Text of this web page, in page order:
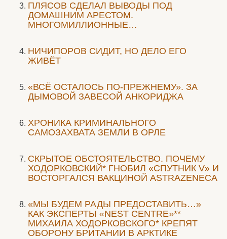
ПЛЯСОВ СДЕЛАЛ ВЫВОДЫ ПОД
ДОМАШНИМ АРЕСТОМ.
МНОГОМИЛЛИОННЫЕ…
НИЧИПОРОВ СИДИТ, НО ДЕЛО ЕГО
ЖИВЁТ
«ВСЁ ОСТАЛОСЬ ПО-ПРЕЖНЕМУ». ЗА
ДЫМОВОЙ ЗАВЕСОЙ АНКОРИДЖА
ХРОНИКА КРИМИНАЛЬНОГО
САМОЗАХВАТА ЗЕМЛИ В ОРЛЕ
СКРЫТОЕ ОБСТОЯТЕЛЬСТВО. ПОЧЕМУ
ХОДОРКОВСКИЙ* ГНОБИЛ «СПУТНИК V» И
ВОСТОРГАЛСЯ ВАКЦИНОЙ ASTRAZENECA
«МЫ БУДЕМ РАДЫ ПРЕДОСТАВИТЬ…»
КАК ЭКСПЕРТЫ «NEST CENTRE»**
МИХАИЛА ХОДОРКОВСКОГО* КРЕПЯТ
ОБОРОНУ БРИТАНИИ В АРКТИКЕ